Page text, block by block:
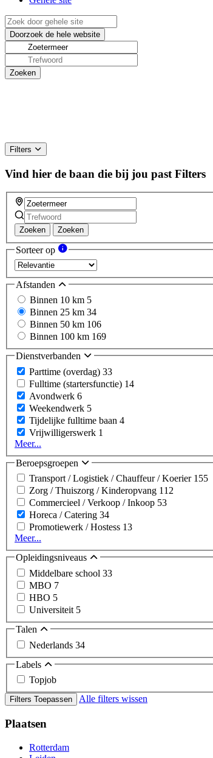
Filters
Vind hier de baan die bij jou past Filters
Zoeken Zoeken
Sorteer op
Afstanden
Binnen 10 km 5
Binnen 25 km 34
Binnen 50 km 106
Binnen 100 km 169
Dienstverbanden
Parttime (overdag) 33
Fulltime (startersfunctie) 14
Avondwerk 6
Weekendwerk 5
Tijdelijke fulltime baan 4
Vrijwilligerswerk 1
Meer...
Beroepsgroepen
Transport / Logistiek / Chauffeur / Koerier 155
Zorg / Thuiszorg / Kinderopvang 112
Commercieel / Verkoop / Inkoop 53
Horeca / Catering 34
Promotiewerk / Hostess 13
Meer...
Opleidingsniveaus
Middelbare school 33
MBO 7
HBO 5
Universiteit 5
Talen
Nederlands 34
Labels
Topjob
Filters Toepassen Alle filters wissen
Plaatsen
Rotterdam